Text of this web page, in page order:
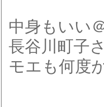
中身もいい
長谷川町子
モエも何度